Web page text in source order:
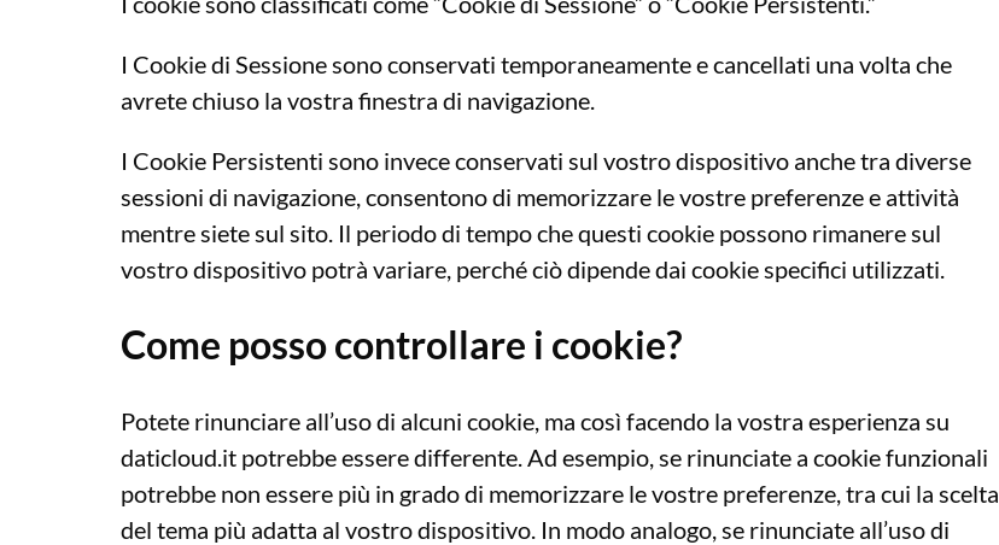
I Cookie di Sessione sono conservati temporaneamente e cancellati una volta che
avrete chiuso la vostra finestra di navigazione.
I Cookie Persistenti sono invece conservati sul vostro dispositivo anche tra diverse
sessioni di navigazione, consentono di memorizzare le vostre preferenze e attività
mentre siete sul sito. Il periodo di tempo che questi cookie possono rimanere sul
vostro dispositivo potrà variare, perché ciò dipende dai cookie specifici utilizzati.
Come posso controllare i cookie?
Potete rinunciare all’uso di alcuni cookie, ma così facendo la vostra esperienza su
daticloud.it potrebbe essere differente. Ad esempio, se rinunciate a cookie funzionali
potrebbe non essere più in grado di memorizzare le vostre preferenze, tra cui la scelta
del tema più adatta al vostro dispositivo. In modo analogo, se rinunciate all’uso di